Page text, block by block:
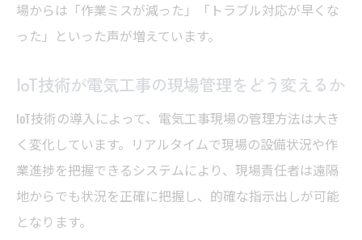
場からは「作業ミスが減った」「トラブル対応が早くな
った」といった声が増えています。
IoT技術が電気工事の現場管理をどう変えるか
IoT技術の導入によって、電気工事現場の管理方法は大き
く変化しています。リアルタイムで現場の設備状況や作
業進捗を把握できるシステムにより、現場責任者は遠隔
地からでも状況を正確に把握し、的確な指示出しが可能
となります。